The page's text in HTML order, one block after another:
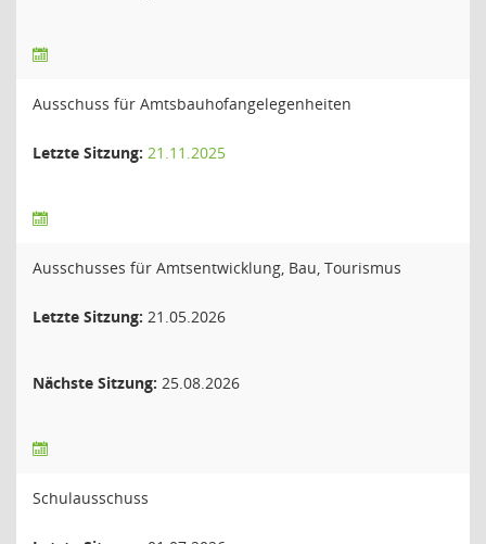
Ausschuss für Amtsbauhofangelegenheiten
Letzte Sitzung: 21.11.2025
Ausschusses für Amtsentwicklung, Bau, Tourismus
Letzte Sitzung: 21.05.2026
Nächste Sitzung: 25.08.2026
Schulausschuss